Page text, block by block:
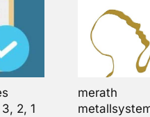
2, 1
merath